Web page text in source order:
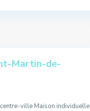
Martin-de-
ville Maison individuelle